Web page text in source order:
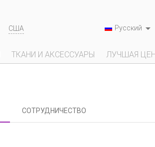
США Русский 
ТКАНИ И АКСЕССУАРЫ ЛУЧШАЯ
СОТРУДНИЧЕСТВО